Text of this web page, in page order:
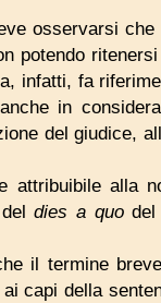
osservarsi
potendo
infatti, fa
in
del giudice,
attribuibile alla
deldies a quodel
il termine
capi della